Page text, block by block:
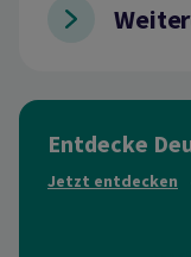
Entdecke
Jetzt entdecken